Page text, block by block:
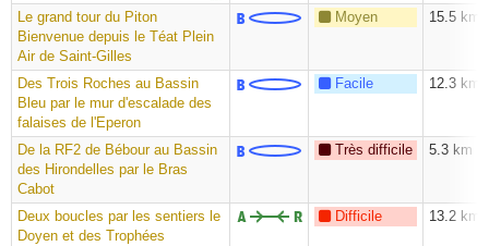
Le grand tour du Piton
Bienvenue depuis le Téat Plein
Air de Saint-Gilles
Moyen 15.5 km
Des Trois Roches au Bassin
Bleu par le mur d'escalade des
falaises de l'Eperon
Facile 12.3 km
De la RF2 de Bébour au Bassin
des Hirondelles par le Bras
Cabot
Très difficile 5.3 km
Deux boucles par les sentiers le
Doyen et des Trophées
Difficile 13.2 km